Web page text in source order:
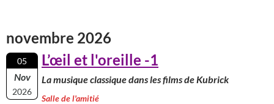
novembre 2026
05
Nov
2026
L’œil et l'oreille -1
La musique classique dans les films de Kubrick
Salle de l'amitié